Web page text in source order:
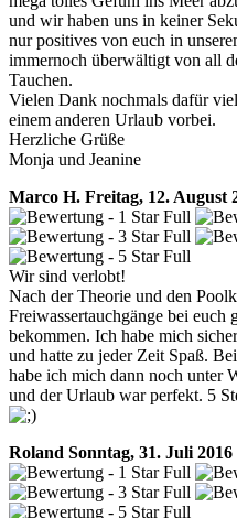
und wir haben uns in keiner
nur positives von euch in
immernoch überwältigt von all
Tauchen.
Vielen Dank nochmals dafür
einem anderen Urlaub vorbei.
Herzliche Grüße
Monja und Jeanine
Marco H. Freitag, 12. August
Wir sind verlobt!
Nach der Theorie und den
Freiwassertauchgänge bei euch
bekommen. Ich habe mich
und hatte zu jeder Zeit Spaß.
habe ich mich dann noch unter
und der Urlaub war perfekt. 5
Roland Sonntag, 31. Juli 2016